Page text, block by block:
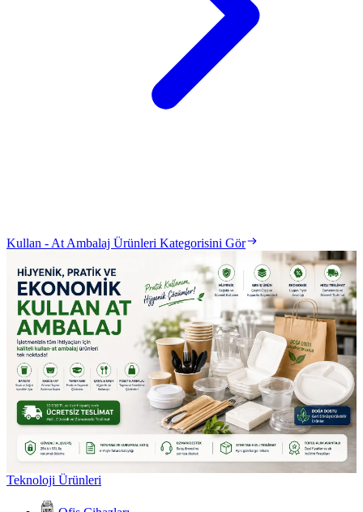
Kullan - At Ambalaj Ürünleri Kategorisini Gör
Teknoloji Ürünleri